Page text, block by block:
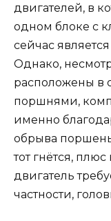
двигателей, в
одном блоке с
сейчас
Однако,
расположены в
поршнями,
именно
обрыва
тот гнётся,
двигатель
частности,